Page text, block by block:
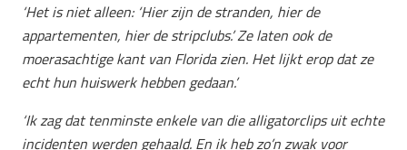
‘Het is niet alleen: ‘Hier zijn de stranden, hier de
appartementen, hier de stripclubs.’ Ze laten ook de
moerasachtige kant van Florida zien. Het lijkt erop dat ze
echt hun huiswerk hebben gedaan.’
‘Ik zag dat tenminste enkele van die alligatorclips uit echte
incidenten werden gehaald. En ik heb zo’n zwak voor